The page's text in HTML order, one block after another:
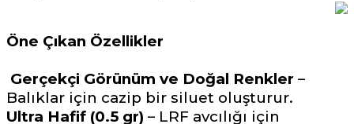
Öne Çıkan Özellikler
Gerçekçi Görünüm ve Doğal Renkler –
Balıklar için cazip bir siluet oluşturur.
Ultra Hafif (0.5 gr) – LRF avcılığı için